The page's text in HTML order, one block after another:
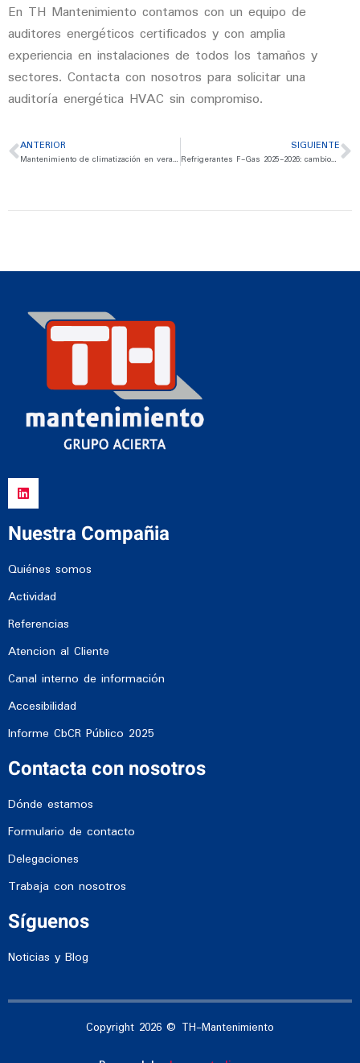
En TH Mantenimiento contamos con un equipo de
auditores energéticos certificados y con amplia
experiencia en instalaciones de todos los tamaños y
sectores. Contacta con nosotros para solicitar una
auditoría energética HVAC sin compromiso.
ANTERIOR
Mantenimiento de climatización en verano: guía completa para empresas
SIGUIENTE
Refrigerantes F-Gas 2025-2026: cambios normativos y qué significa para tu empresa
Nuestra Compañia
Quiénes somos
Actividad
Referencias
Atencion al Cliente
Canal interno de información
Accesibilidad
Informe CbCR Público 2025
Contacta con nosotros
Dónde estamos
Formulario de contacto
Delegaciones
Trabaja con nosotros
Síguenos
Noticias y Blog
Copyright 2026 © TH-Mantenimiento